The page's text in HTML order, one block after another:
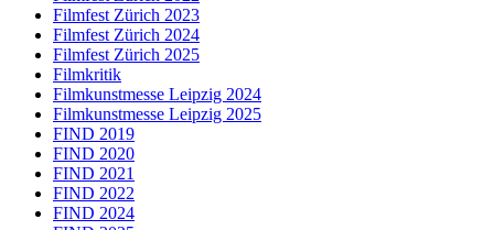
Filmfest Zürich 2023
Filmfest Zürich 2024
Filmfest Zürich 2025
Filmkritik
Filmkunstmesse Leipzig 2024
Filmkunstmesse Leipzig 2025
FIND 2019
FIND 2020
FIND 2021
FIND 2022
FIND 2024